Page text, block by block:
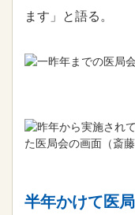
ます」と語る。
一昨年までの医局
昨年から実施され
た医局会の画面（斎藤
半年かけて医